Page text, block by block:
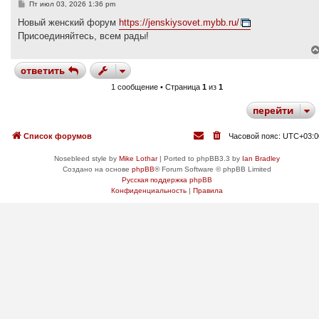
С
о
щ
и
е
Пт июл 03, 2026 1:36 pm
Новый женский форум https://jenskiysovet.mybb.ru/
Присоединяйтесь, всем рады!
ответить
1 сообщение • Страница 1из 1
перейти
Список форумов Часовой пояс:
Nosebleed style by Mike Lothar| Ported to phpBB3.3 by Ian Bradley
Создано на основе phpBB® Forum Software © phpBB Limited
Русская поддержка phpBB
Конфиденциальность| Правила